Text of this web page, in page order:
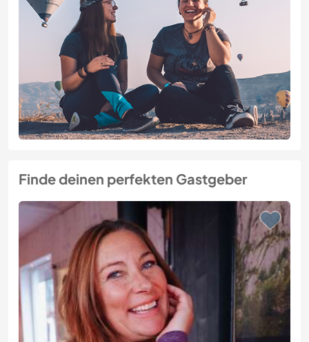
Finde deinen perfekten Gastgeber